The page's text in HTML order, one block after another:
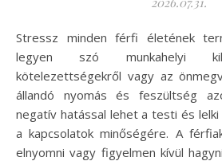
Stressz minden férfi életének természetes velejárója,
legyen szó munkahelyi
kötelezettségekről vagy az
állandó nyomás és feszültség
negatív hatással lehet a testi és
a kapcsolatok minőségére. A
elnyomni vagy figyelmen kívül